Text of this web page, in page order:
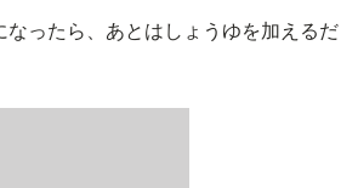
なったら、あとはしょうゆを加えるだ